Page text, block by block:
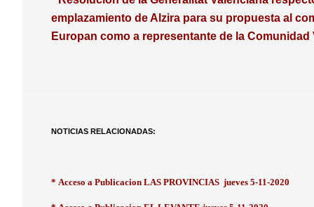
emplazamiento de Alzira para su propuesta al
Europan como a representante de la Comunidad
NOTICIAS RELACIONADAS:
* Acceso a Publicacion LAS PROVINCIAS jueves 5-11-2020